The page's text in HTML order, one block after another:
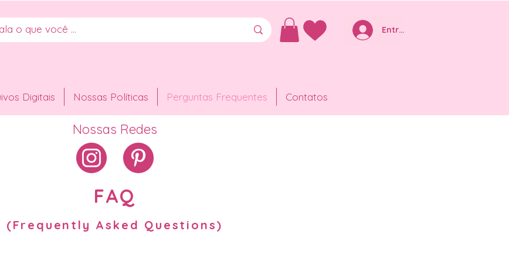
Entre ou Cadastre-se
Digitais Nossas Políticas Perguntas Frequentes Contatos
Nossas Redes
FAQ
(Frequently Asked Questions)